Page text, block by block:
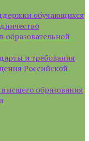
обучающихся
образовательной
и требования
Российской
образования